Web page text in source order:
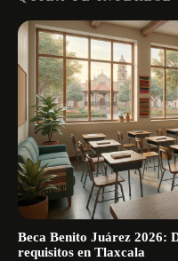
Beca Benito Juárez 2026:
requisitos en Tlaxcala